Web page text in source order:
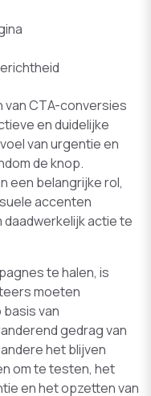
CTA-conversies
en duidelijke
van urgentie en
de knop.
een belangrijke rol,
accenten
actie te
te halen, is
moeten
van
gedrag van
het blijven
om te testen, het
en het opzetten van